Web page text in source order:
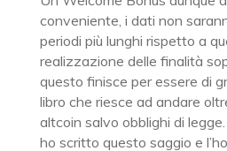
conveniente, i dati non
periodi più lunghi rispetto a
realizzazione delle finalità
questo finisce per essere di
libro che riesce ad andare
altcoin salvo obblighi di
ho scritto questo saggio e